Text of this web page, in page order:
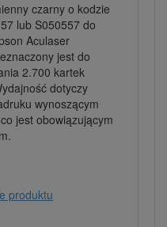
czarny o kodzie
lub S050557 do
Aculaser
jest do
2.700 kartek
dotyczy
wynoszącym
jest obowiązującym
produktu